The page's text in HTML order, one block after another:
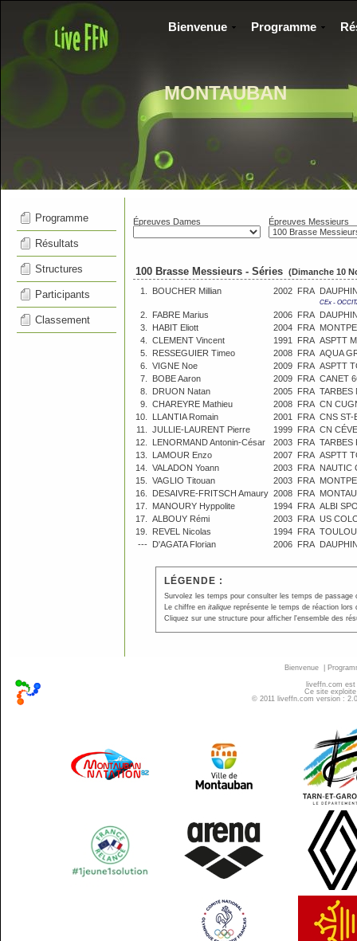
MONTAUBAN
Bienvenue Programme
Programme
Résultats
Structures
Participants
Classement
Épreuves Dames Épreuves Messieurs
100 Brasse Messieurs - Séries (Dimanche 10
1.
BOUCHER Millian 2002 FRA
CEx -
2. FABRE Marius 2006 FRA
3.
HABIT Eliott 2004 FRA
4.
CLEMENT Vincent 1991 FRA ASPTT
5.
RESSEGUIER Timeo 2008 FRA AQUA
6.
VIGNE Noe 2009 FRA ASPTT
7.
BOBE Aaron 2009 FRA CANET
8.
DRUON Natan 2005 FRA TARBES
9.
CHAREYRE Mathieu 2008 FRA CN
10.
LLANTIA Romain 2001 FRA CNS ST-
11.
JULLIE-LAURENT Pierre 1999 FRA CN
12.
LENORMAND Antonin-César 2003 FRA TARBES
13.
LAMOUR Enzo 2007 FRA ASPTT
14.
VALADON Yoann 2003 FRA NAUTIC
15.
VAGLIO Titouan 2003 FRA
16.
DESAIVRE-FRITSCH Amaury 2008 FRA
17.
MANOURY Hyppolite 1994 FRA ALBI
17.
ALBOUY Rémi 2003 FRA US
19.
REVEL Nicolas 1994 FRA
--- D'AGATA Florian 2006 FRA
LÉGENDE :
Survolez les temps pour consulter les temps de
Le chiffre en italiquereprésente le temps de réaction lors
Cliquez sur une structure pour afficher l'ensemble des
Bienvenue
liveffn.com
Ce site
© 2011 liveffn.com version :